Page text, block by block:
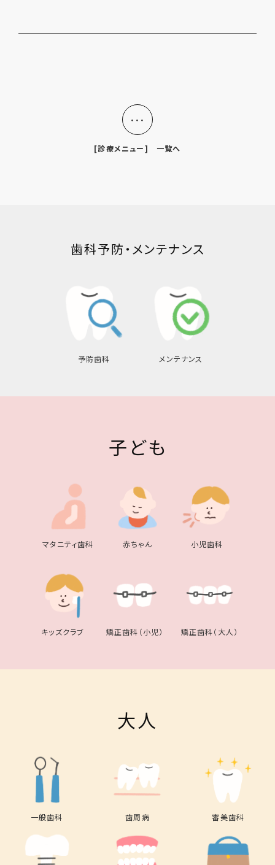
・・・
[診療メニュー] 一覧へ
歯科予防・メンテナンス
予防歯科 メンテナンス
子ども
マタニティ歯科 赤ちゃん 小児歯科
キッズクラブ 矯正歯科（小児） 矯正歯科（大人）
大人
一般歯科 歯周病 審美歯科